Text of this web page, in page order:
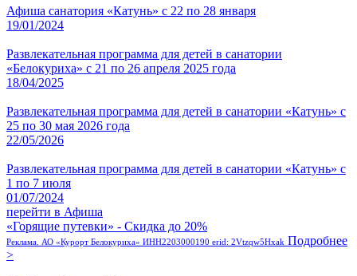
Афиша санатория «Катунь» с 22 по 28 января
19/01/2024
Развлекательная программа для детей в санатории
«Белокуриха» с 21 по 26 апреля 2025 года
18/04/2025
Развлекательная программа для детей в санатории «Катунь» с
25 по 30 мая 2026 года
22/05/2026
Развлекательная программа для детей в санатории «Катунь» с
1 по 7 июля
01/07/2024
перейти в Афиша
«Горящие путевки» - Скидка до 20%
Реклама. АО «Курорт Белокуриха» ИНН2203000190 erid: 2Vtzqw5Hxak Подробнее
>